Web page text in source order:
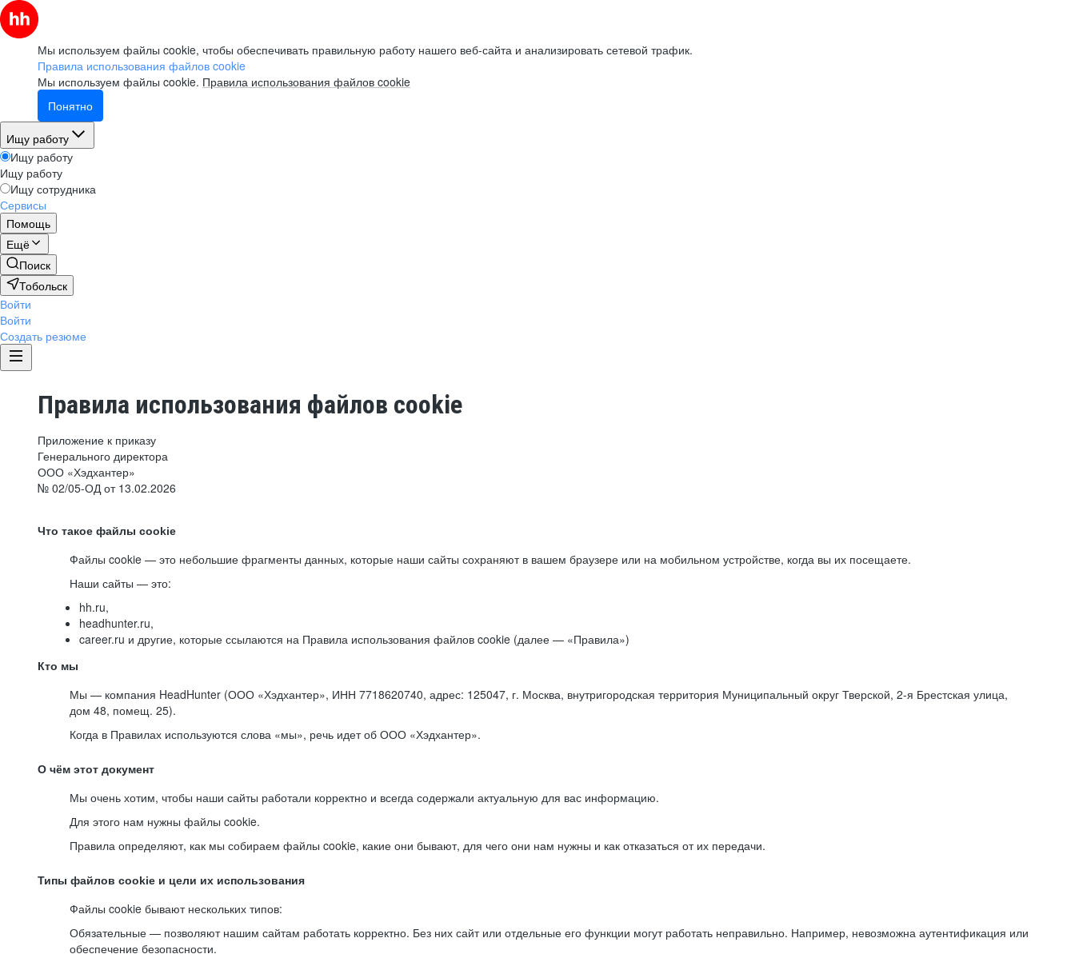
Мы используем файлы cookie, чтобы обеспечивать правильную работу нашего веб-сайта и анализировать сетевой трафик.
Правила использования файлов cookie
Мы используем файлы cookie. Правила использования файлов cookie
Понятно
Ищу работу
Ищу работу
Ищу работу
Ищу сотрудника
Сервисы
Помощь
Ещё
Поиск
Тобольск
Войти
Войти
Создать резюме
Правила использования файлов cookie
Приложение к приказу
Генерального директора
ООО «Хэдхантер»
№ 02/05-ОД от 13.02.2026
Что такое файлы cookie
Файлы cookie — это небольшие фрагменты данных, которые наши сайты сохраняют в вашем браузере или на мобильном устройстве, когда вы их посещаете.
Наши сайты — это:
hh.ru,
headhunter.ru,
career.ru и другие, которые ссылаются на Правила использования файлов cookie (далее — «Правила»)
Кто мы
Мы — компания HeadHunter (ООО «Хэдхантер», ИНН 7718620740, адрес: 125047, г. Москва, внутригородская территория Муниципальный округ Тверской, 2-я Брестская улица,
дом 48, помещ. 25).
Когда в Правилах используются слова «мы», речь идет об ООО «Хэдхантер».
О чём этот документ
Мы очень хотим, чтобы наши сайты работали корректно и всегда содержали актуальную для вас информацию.
Для этого нам нужны файлы cookie.
Правила определяют, как мы собираем файлы cookie, какие они бывают, для чего они нам нужны и как отказаться от их передачи.
Типы файлов cookie и цели их использования
Файлы cookie бывают нескольких типов:
Обязательные — позволяют нашим сайтам работать корректно. Без них сайт или отдельные его функции могут работать неправильно. Например, невозможна аутентификация или
обеспечение безопасности.